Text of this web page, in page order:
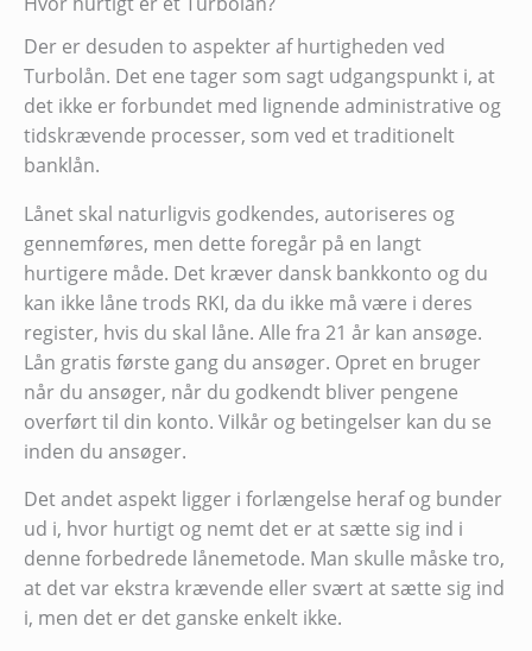
Der er desuden to aspekter af hurtigheden ved
Turbolån. Det ene tager som sagt udgangspunkt i, at
det ikke er forbundet med lignende administrative og
tidskrævende processer, som ved et traditionelt
banklån.
Lånet skal naturligvis godkendes, autoriseres og
gennemføres, men dette foregår på en langt
hurtigere måde. Det kræver dansk bankkonto og du
kan ikke låne trods RKI, da du ikke må være i deres
register, hvis du skal låne. Alle fra 21 år kan ansøge.
Lån gratis første gang du ansøger. Opret en bruger
når du ansøger, når du godkendt bliver pengene
overført til din konto. Vilkår og betingelser kan du se
inden du ansøger.
Det andet aspekt ligger i forlængelse heraf og bunder
ud i, hvor hurtigt og nemt det er at sætte sig ind i
denne forbedrede lånemetode. Man skulle måske tro,
at det var ekstra krævende eller svært at sætte sig ind
i, men det er det ganske enkelt ikke.